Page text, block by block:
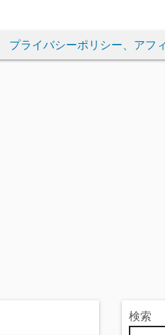
プライバシーポリシー、アフ
検索